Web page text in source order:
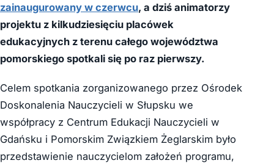
zainaugurowany w czerwcu, a dziś animatorzy
projektu z kilkudziesięciu placówek
edukacyjnych z terenu całego województwa
pomorskiego spotkali się po raz pierwszy.
Celem spotkania zorganizowanego przez Ośrodek
Doskonalenia Nauczycieli w Słupsku we
współpracy z Centrum Edukacji Nauczycieli w
Gdańsku i Pomorskim Związkiem Żeglarskim było
przedstawienie nauczycielom założeń programu,